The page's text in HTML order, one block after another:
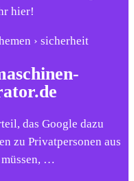
hier!
› sicherheit
das Google dazu
zu Privatpersonen aus
müssen, …